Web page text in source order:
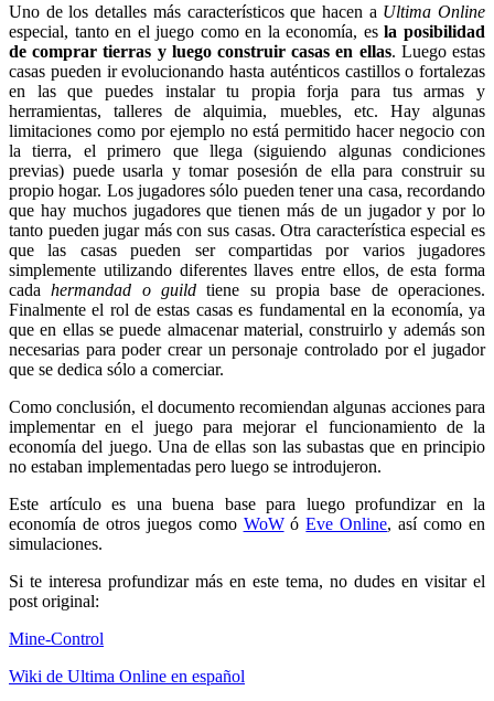
Uno de los detalles más característicos que hacen a Ultima Online
especial, tanto en el juego como en la economía, esla posibilidad
de comprar tierras y luego construir casas en ellas. Luego estas
casas pueden ir evolucionando hasta auténticos castillos o fortalezas
en las que puedes instalar tu propia forja para tus armas y
herramientas, talleres de alquimia, muebles, etc. Hay algunas
limitaciones como por ejemplo no está permitido hacer negocio con
la tierra, el primero que llega (siguiendo algunas condiciones
previas) puede usarla y tomar posesión de ella para construir su
propio hogar. Los jugadores sólo pueden tener una casa, recordando
que hay muchos jugadores que tienen más de un jugador y por lo
tanto pueden jugar más con sus casas. Otra característica especial es
que las casas pueden ser compartidas por varios jugadores
simplemente utilizando diferentes llaves entre ellos, de esta forma
cadahermandad o guild tiene su propia base de operaciones.
Finalmente el rol de estas casas es fundamental en la economía, ya
que en ellas se puede almacenar material, construirlo y además son
necesarias para poder crear un personaje controlado por el jugador
que se dedica sólo a comerciar.
Como conclusión, el documento recomiendan algunas acciones para
implementar en el juego para mejorar el funcionamiento de la
economía del juego. Una de ellas son las subastas que en principio
no estaban implementadas pero luego se introdujeron.
Este artículo es una buena base para luego profundizar en la
economía de otros juegos como WoWóEve Online, así como en
simulaciones.
Si te interesa profundizar más en este tema, no dudes en visitar el
post original:
Mine-Control
Wiki de Ultima Online en español